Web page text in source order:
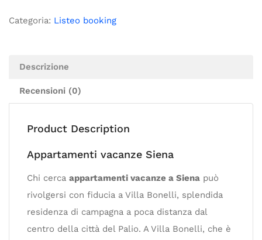
Categoria: Listeo booking
Descrizione
Recensioni (0)
Product Description
Appartamenti vacanze Siena
Chi cerca appartamenti vacanze a Siena può
rivolgersi con fiducia a Villa Bonelli, splendida
residenza di campagna a poca distanza dal
centro della città del Palio. A Villa Bonelli, che è